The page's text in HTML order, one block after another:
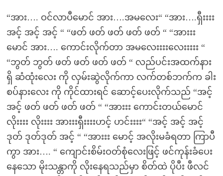
“အား…. ဝင်လာပီမောင် အား….အမလေး“ “အား….ရှီးးးး
အင့် အင့် အင့် “ “ဖတ် ဖတ် ဖတ် ဖတ် ဖတ် “ “အားးး
မောင် အား…. ကောင်းလိုက်တာ အမလေးးးးလေးးးးး “
“ဘွတ် ဘွတ် ဖတ် ဖတ် ဖတ် ဖတ် “ လည်ပင်းအထက်နား
ရှိ ဆံထုံးလေး ကို လှမ်းဆွဲလိုက်ကာ လက်တစ်ဘက်က ခါး
စပ်နားလေး ကို ကိုင်ထားရင် ဆောင့်ပေးလိုက်သည် “အင့်
အင့် ဖတ် ဖတ် ဖတ် ဖတ် “ “အားးး ကောင်းတယ်မောင်
လိုးးးး လိုးးးး အားးးရှီးးးးဟင့် ဟင်းးးး“ “အင့် အင့် အင့်
ဒုတ် ဒုတ်ဒုတ် အင့် “ “အားးး မောင့် အလိုးမခံရတာ ကြာပီ
ကွာ အား…. “ ကျောင်းစိမ်းဝတ်စုံလေးဖြင့် ဖင်ကုန်းခံပေး
နေသော မိုးသန္တာကို လိုးနေရသည်မှာ စိတ်ထဲ ပိုပီး ဖီလင်